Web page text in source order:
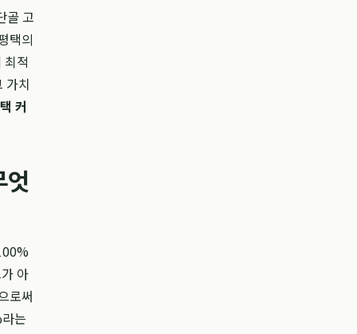
골 고
택의
적
가치
커
엇
아
로써
는